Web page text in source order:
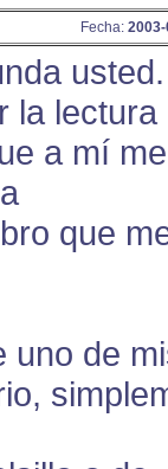
Fecha:
usted.
la lectura
a mí
que
uno de